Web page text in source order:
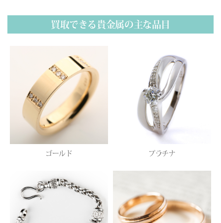
買取できる貴金属の主な品目
ゴールド プラチナ